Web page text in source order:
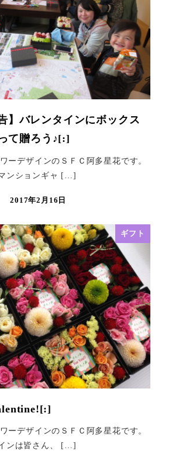
】バレンタインにボックス
て贈ろう♪[:]
ーデザインのＳＦＣ阿多星花です。
ンションギャ […]
2017年2月16日
ギフト
ーデザインのＳＦＣ阿多星花です。
ンは皆さん、 […]